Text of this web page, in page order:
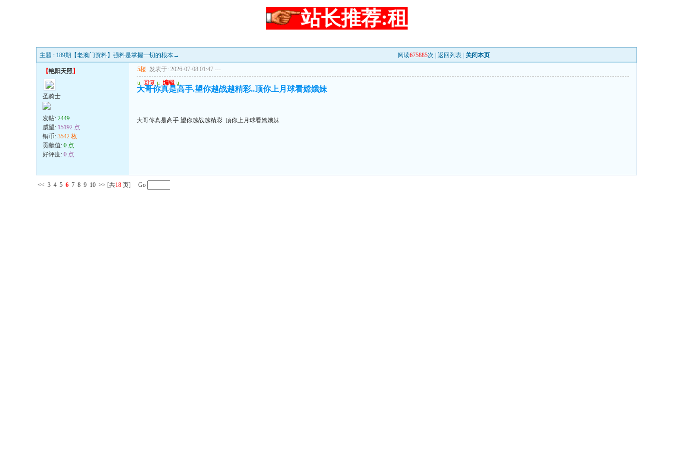
站长推荐:租
主题 : 189期【老澳门资料】强料是掌握一切的根本→ 阅读675885次 | 返回列表 关闭本页
【艳阳天照 】
圣骑士
发帖: 2449
威望: 15192 点
铜币: 3542 枚
贡献值: 0 点
好评度: 0 点
5楼 发表于: 2026-07-08 01:47 ---
u 回复 u 编辑 u
大哥你真是高手.望你越战越精彩..顶你上月球看嫦娥妹
大哥你真是高手.望你越战越精彩..顶你上月球看嫦娥妹
<< 3 4 5 6 7 8 9 10 >> [共18 页] Go